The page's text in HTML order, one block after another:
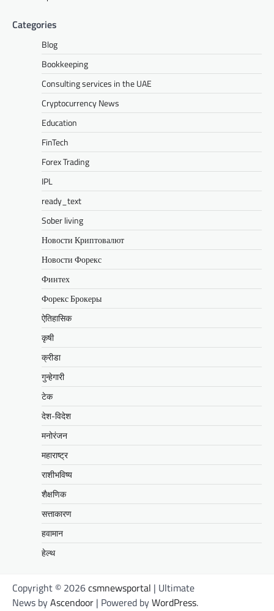
Categories
Blog
Bookkeeping
Consulting services in the UAE
Cryptocurrency News
Education
FinTech
Forex Trading
IPL
ready_text
Sober living
Новости Криптовалют
Новости Форекс
Финтех
Форекс Брокеры
ऐतिहासिक
कृषी
क्रीडा
गुन्हेगारी
टेक
देश-विदेश
मनोरंजन
महाराष्ट्र
राशीभविष्य
शैक्षणिक
सत्ताकारण
हवामान
हेल्थ
Copyright © 2026csmnewsportal | Ultimate
News byAscendoor | Powered byWordPress.